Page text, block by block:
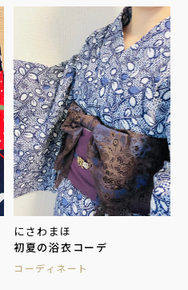
にさわまほ
初夏の浴衣コーデ
コーディネート